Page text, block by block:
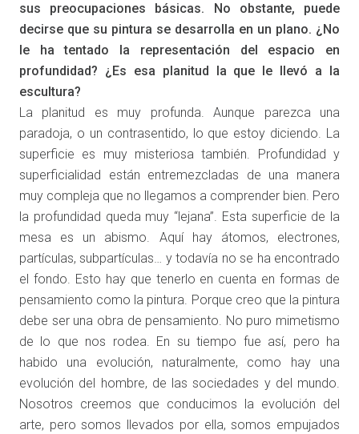
sus preocupaciones básicas. No obstante, puede
decirse que su pintura se desarrolla en un plano. ¿No
le ha tentado la representación del espacio en
profundidad? ¿Es esa planitud la que le llevó a la
escultura?
La planitud es muy profunda. Aunque parezca una
paradoja, o un contrasentido, lo que estoy diciendo. La
superficie es muy misteriosa también. Profundidad y
superficialidad están entremezcladas de una manera
muy compleja que no llegamos a comprender bien. Pero
la profundidad queda muy “lejana”. Esta superficie de la
mesa es un abismo. Aquí hay átomos, electrones,
partículas, subpartículas… y todavía no se ha encontrado
el fondo. Esto hay que tenerlo en cuenta en formas de
pensamiento como la pintura. Porque creo que la pintura
debe ser una obra de pensamiento. No puro mimetismo
de lo que nos rodea. En su tiempo fue así, pero ha
habido una evolución, naturalmente, como hay una
evolución del hombre, de las sociedades y del mundo.
Nosotros creemos que conducimos la evolución del
arte, pero somos llevados por ella, somos empujados